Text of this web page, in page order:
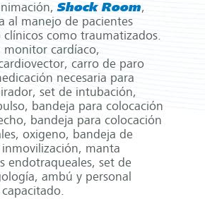
Shock Room,
al manejo de pacientes
como traumatizados.
monitor cardíaco,
carro de paro
necesaria para
set de intubación,
bandeja para colocación
bandeja para colocación
oxigeno, bandeja de
manta
endotraqueales, set de
ambú y personal